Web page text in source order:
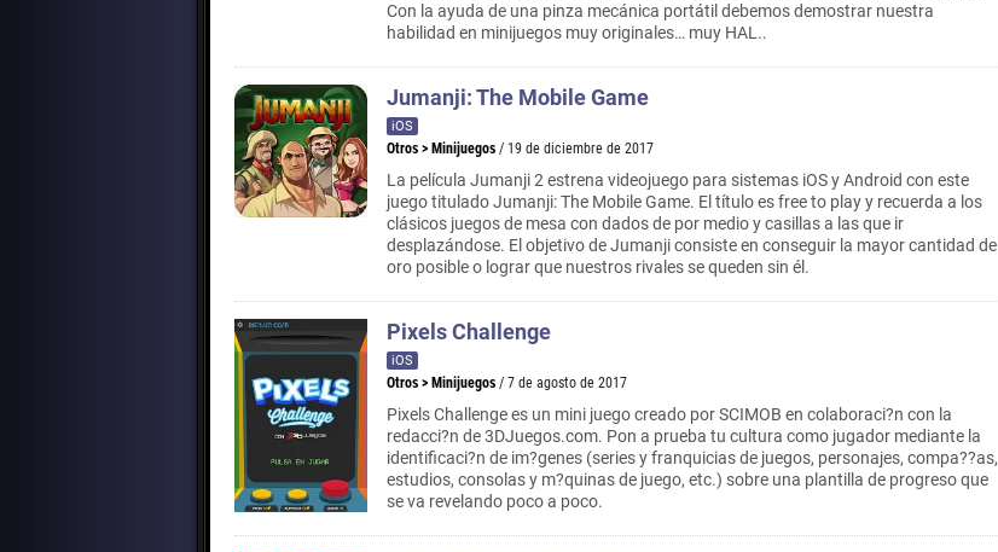
Con la ayuda de una pinza mecánica portátil debemos demostrar nuestra
habilidad en minijuegos muy originales… muy HAL..
Jumanji: The Mobile Game
iOS
Otros > Minijuegos / 19 de diciembre de 2017
La película Jumanji 2 estrena videojuego para sistemas iOS y Android con este
juego titulado Jumanji: The Mobile Game. El título es free to play y recuerda a los
clásicos juegos de mesa con dados de por medio y casillas a las que ir
desplazándose. El objetivo de Jumanji consiste en conseguir la mayor cantidad de
oro posible o lograr que nuestros rivales se queden sin él.
Pixels Challenge
iOS
Otros > Minijuegos / 7 de agosto de 2017
Pixels Challenge es un mini juego creado por SCIMOB en colaboraci?n con la
redacci?n de 3DJuegos.com. Pon a prueba tu cultura como jugador mediante la
identificaci?n de im?genes (series y franquicias de juegos, personajes, compa??as,
estudios, consolas y m?quinas de juego, etc.) sobre una plantilla de progreso que
se va revelando poco a poco.